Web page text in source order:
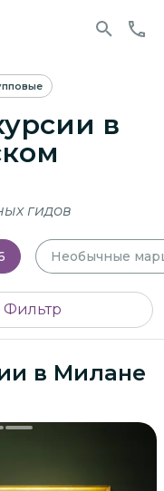
в
гидов
Необычные
Фильтр
в Милане